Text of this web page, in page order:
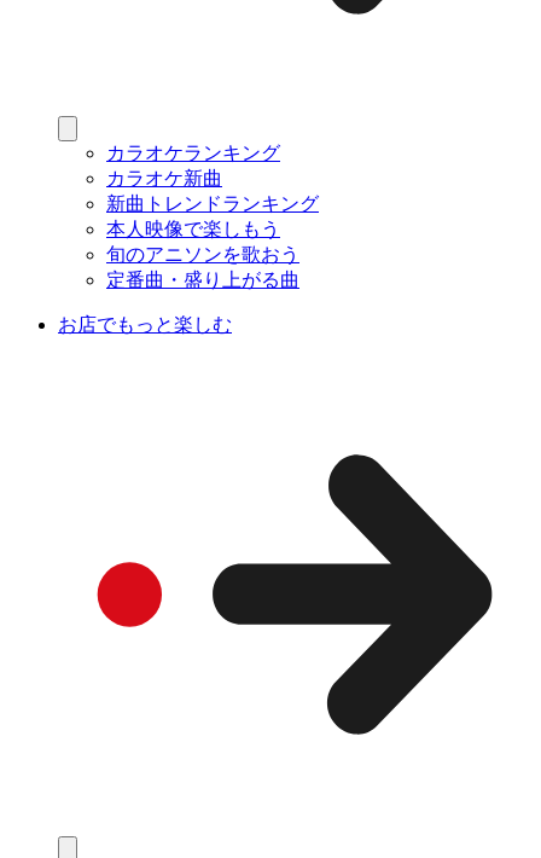
カラオケランキング
カラオケ新曲
新曲トレンドランキング
本人映像で楽しもう
旬のアニソンを歌おう
定番曲・盛り上がる曲
お店でもっと楽しむ